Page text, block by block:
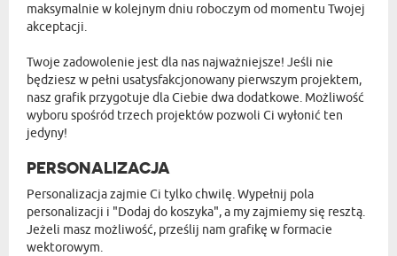
maksymalnie w kolejnym dniu roboczym od momentu Twojej
akceptacji.
Twoje zadowolenie jest dla nas najważniejsze! Jeśli nie
będziesz w pełni usatysfakcjonowany pierwszym projektem,
nasz grafik przygotuje dla Ciebie dwa dodatkowe. Możliwość
wyboru spośród trzech projektów pozwoli Ci wyłonić ten
jedyny!
PERSONALIZACJA
Personalizacja zajmie Ci tylko chwilę. Wypełnij pola
personalizacji i "Dodaj do koszyka", a my zajmiemy się resztą.
Jeżeli masz możliwość, prześlij nam grafikę w formacie
wektorowym.